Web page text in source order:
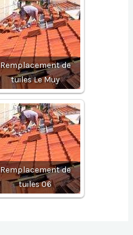
Remplacement de
tuiles Le Muy
Remplacement de
tuiles 06